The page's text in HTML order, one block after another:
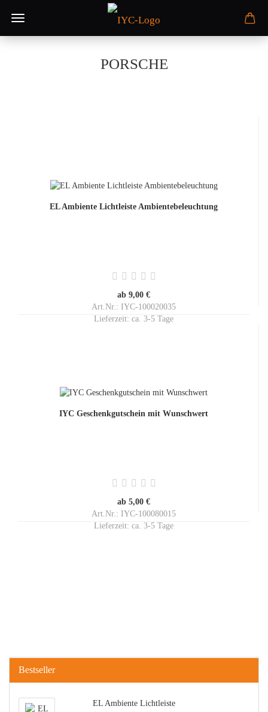
PORSCHE
EL Ambiente Lichtleiste Ambientebeleuchtung
ab 9,00 €
Art.Nr.: IYC-100020035
Lieferzeit: ca. 3-5 Tage
IYC Geschenkgutschein mit Wunschwert
ab 5,00 €
Art.Nr.: IYC-100080015
Lieferzeit: ca. 3-5 Tage
Bestseller
EL Ambiente Lichtleiste